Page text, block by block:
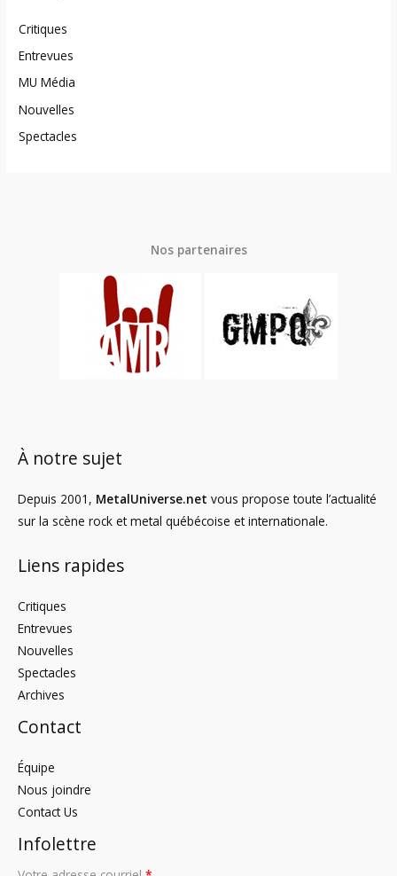
Critiques
Entrevues
MU Média
Nouvelles
Spectacles
Nos partenaires
À notre sujet
Depuis 2001, MetalUniverse.net vous propose toute l’actualité
sur la scène rock et metal québécoise et internationale.
Liens rapides
Critiques
Entrevues
Nouvelles
Spectacles
Archives
Contact
Équipe
Nous joindre
Contact Us
Infolettre